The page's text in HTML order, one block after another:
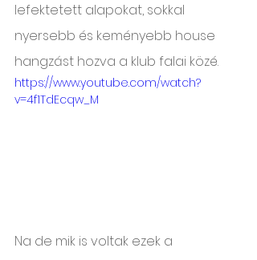
lefektetett alapokat, sokkal
nyersebb és keményebb house
hangzást hozva a klub falai közé.
https://www.youtube.com/watch?
v=4f1TdEcqw_M
Na de mik is voltak ezek a